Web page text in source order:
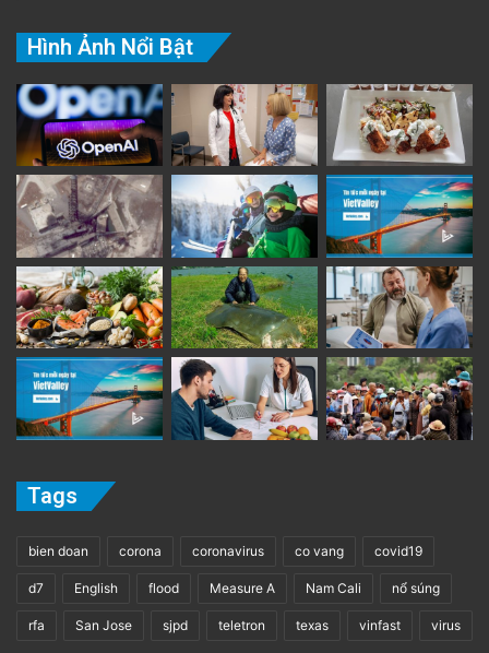
Hình Ảnh Nổi Bật
Tags
bien doan corona coronavirus co vang covid19
d7 English flood Measure A Nam Cali nổ súng
rfa San Jose sjpd teletron texas vinfast virus